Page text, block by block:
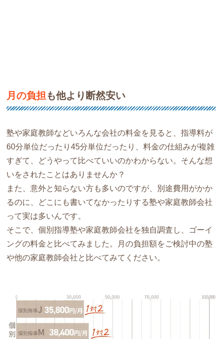
月の負担 も他より断然安い
塾や家庭教師などいろんな会社の料金を見ると、指導料が
60分単位だったり45分単位だったり、料金の仕組みが複雑
すぎて、どうやって比べていいのかわからない。そんな想
いをされたことはありませんか？
また、意外と知らない方も多いのですが、別途費用がかか
るのに、どこにも書いてなかったりする塾や家庭教師会社
って実は多いんです。
そこで、個別指導塾や家庭教師会社を独自調査し、ゴーイ
ングの料金と比べてみました。月の負担額をご検討中の塾
や他の家庭教師会社と比べてみてください。